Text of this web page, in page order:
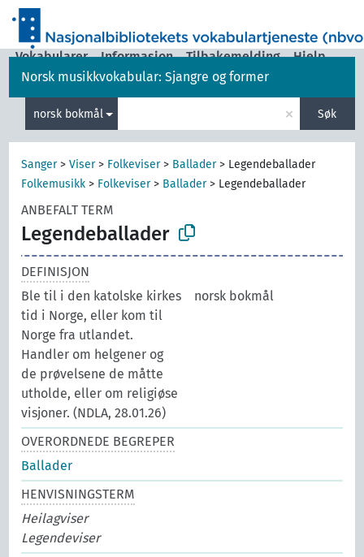
Grensesnittspråk: norsk bokmål
Vokabularer Informasjon Tilbakemelding
Hjelp
Norsk musikkvokabular: Sjangre og former
norsk bokmål × Søk
Sanger>Viser> Folkeviser> Ballader> Legendeballader
Folkemusikk > Folkeviser> Ballader> Legendeballader
ANBEFALT TERM
Legendeballader
DEFINISJON
Ble til i den katolske kirkes
tid i Norge, eller kom til
Norge fra utlandet.
Handler om helgener og
de prøvelsene de måtte
utholde, eller om religiøse
visjoner. (NDLA, 28.01.26)
norsk bokmål
OVERORDNEDE BEGREPER
Ballader
HENVISNINGSTERM
Heilagviser
Legendeviser